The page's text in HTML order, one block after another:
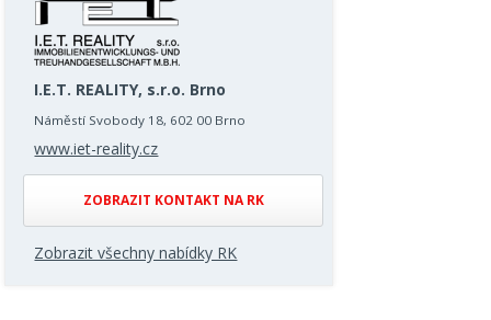
I.E.T. REALITY, s.r.o. Brno
Náměstí Svobody 18, 602 00 Brno
www.iet-reality.cz
ZOBRAZIT KONTAKT NA RK
Zobrazit všechny nabídky RK